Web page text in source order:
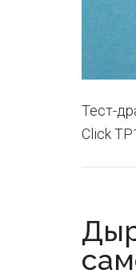
Тест-
Click